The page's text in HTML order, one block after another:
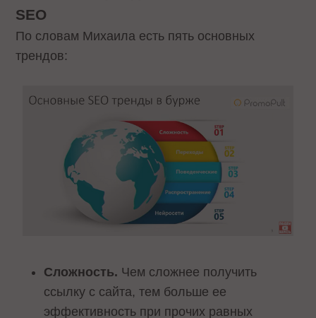
SEO
По словам Михаила есть пять основных
трендов:
Сложность. Чем сложнее получить
ссылку с сайта, тем больше ее
эффективность при прочих равных